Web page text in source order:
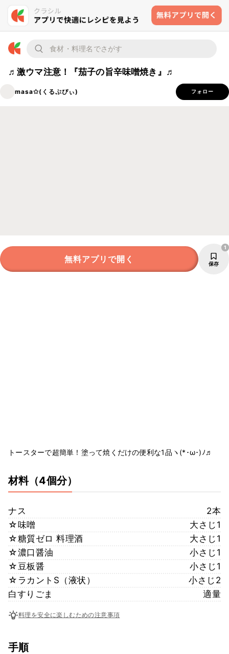
♬激ウマ注意！『茄子の旨辛味噌焼き』♬
masa✩(くるぷぴぃ) フォロー
無料アプリで開く 保存
1
トースターで超簡単！塗って焼くだけの便利な1品ヽ(*･ω･)ﾉ♬
材料（4個分）
ナス
2本
☆味噌
大さじ1
☆糖質ゼロ 料理酒
大さじ1
☆濃口醤油
小さじ1
☆豆板醤
小さじ1
☆ラカントS（液状）
小さじ2
白すりごま
適量
料理を安全に楽しむための注意事項
手順